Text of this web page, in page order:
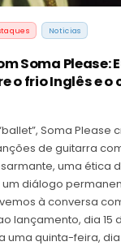
Noticias
Soma Please:
o frio Inglês e o
Soma Please
de guitarra
uma ética
diálogo
à conversa
lançamento, dia 15
uma quinta-feira, dia